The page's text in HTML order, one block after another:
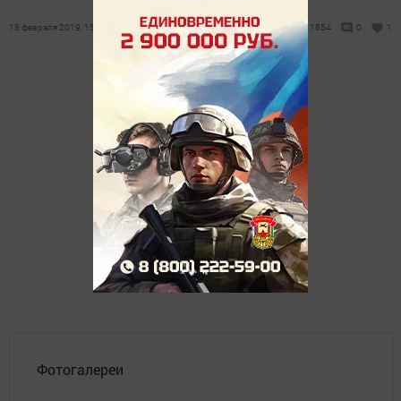
18 февраля 2019, 15:10 1854 0 1
Фотогалереи